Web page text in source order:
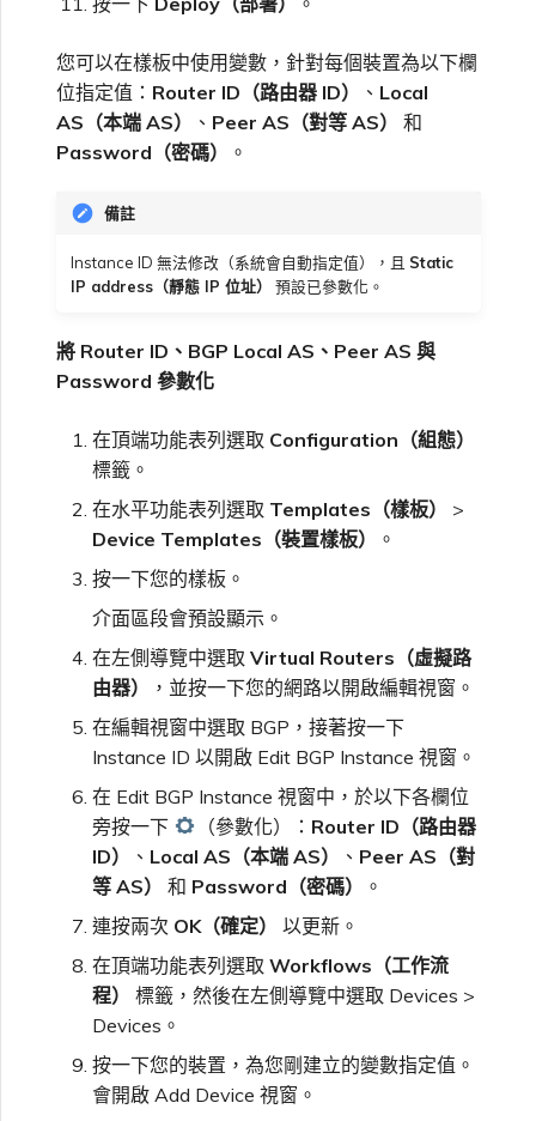
您可以在樣板中使用變數，針對每個裝置為以下欄
位指定值： Router ID（路由器 ID） 、 Local
AS（本端 AS）
、 Peer AS（對等 AS）
和
Password（密碼）
。
備註
Instance ID 無法修改（系統會自動指定值），且 Static
IP address（靜態 IP 位址）
預設已參數化。
將 Router ID、BGP Local AS、Peer AS 與
Password 參數化
在頂端功能表列選取 Configuration（組態）
標籤。
在水平功能表列選取 Templates（樣板）
>
Device Templates（裝置樣板）
。
按一下您的樣板。
介面區段會預設顯示。
在左側導覽中選取 Virtual Routers（虛擬路
由器）
，並按一下您的網路以開啟編輯視窗。
在編輯視窗中選取 BGP，接著按一下
Instance ID 以開啟 Edit BGP Instance 視窗。
在 Edit BGP Instance 視窗中，於以下各欄位
旁按一下
（參數化）： Router ID（路由器
ID）
、 Local AS（本端 AS） 、 Peer AS（對
等 AS）
和 Password（密碼）
。
連按兩次 OK（確定）
以更新。
在頂端功能表列選取 Workflows（工作流
程）
標籤，然後在左側導覽中選取 Devices >
Devices。
按一下您的裝置，為您剛建立的變數指定值。
會開啟 Add Device 視窗。